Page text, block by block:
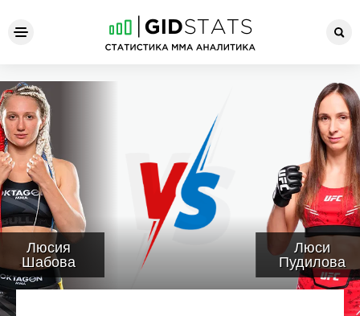
OKTAGON 92
Люсия
Шабова
Люси
Пудилова